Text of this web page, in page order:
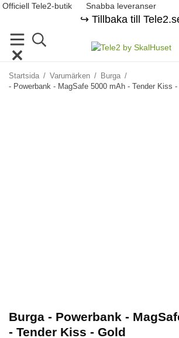
Officiell Tele2-butik Snabba leveranser
↪️ Tillbaka till
Startsida / Varumärken / Burga /
- Powerbank - MagSafe 5000 mAh - Tender Kiss -
Burga - Powerbank -
- Tender Kiss - Gold